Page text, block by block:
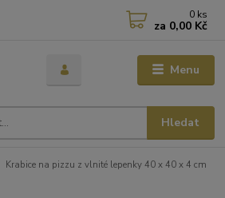
Menu
Hledat
0 ks
za 0,00 Kč
Krabice na pizzu z vlnité lepenky 40 x 40 x 4 cm